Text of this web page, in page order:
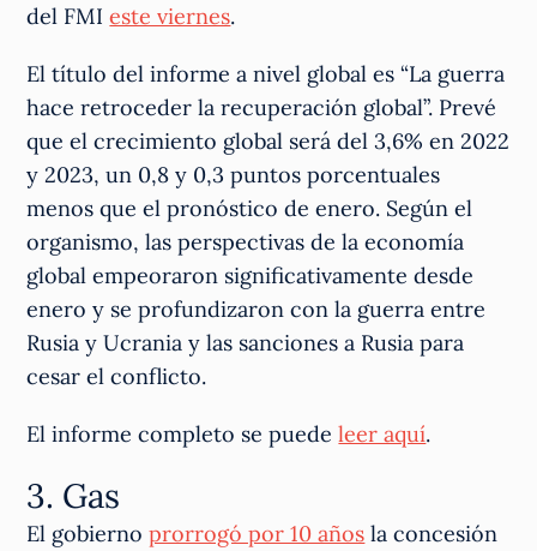
del FMIeste viernes.
El título del informe a nivel global es “La guerra
hace retroceder la recuperación global”. Prevé
que el crecimiento global será del 3,6% en 2022
y 2023, un 0,8 y 0,3 puntos porcentuales
menos que el pronóstico de enero. Según el
organismo, las perspectivas de la economía
global empeoraron significativamente desde
enero y se profundizaron con la guerra entre
Rusia y Ucrania y las sanciones a Rusia para
cesar el conflicto.
El informe completo se puedeleer aquí.
3. Gas
El gobiernoprorrogó por 10 años la concesión